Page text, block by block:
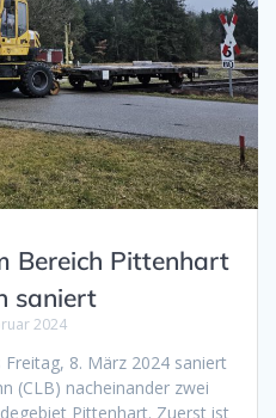
Bereich Pittenhart
saniert
2024
8. März 2024 saniert
(CLB) nacheinander zwei
Pittenhart. Zuerst ist